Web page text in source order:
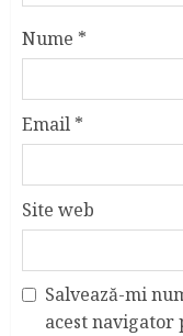
Nume *
Email *
Site web
Salvează-mi
acest navigator